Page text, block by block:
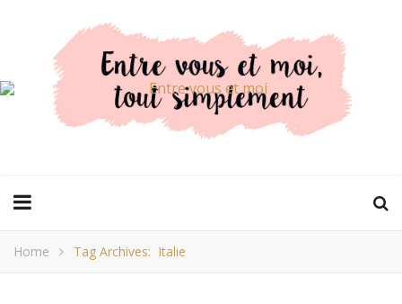
Home Tag Archives: Italie